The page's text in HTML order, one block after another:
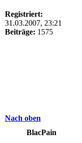
Registriert:
31.03.2007, 23:21
Beiträge: 1575
Nach oben
BlacPain